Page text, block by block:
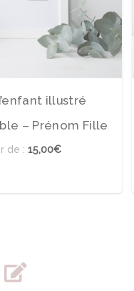
illustré
– Prénom Fille
de :15,00€